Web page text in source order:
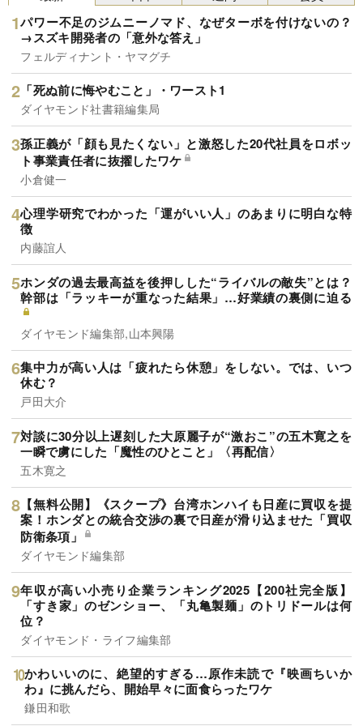
パワー不足のジムニーノマド、なぜターボを付けないの？
→スズキ開発者の「意外な答え」
フェルディナント・ヤマグチ
「死ぬ前に悔やむこと」・ワースト1
ダイヤモンド社書籍編集局
孫正義が「顔も見たくない」と激怒した20代社員をロボッ
ト事業責任者に抜擢したワケ
小倉健一
心理学研究でわかった「運がいい人」のあまりに明白な特
徴
内藤誼人
ホンダの過去最高益を後押しした“ライバルの敵失”とは？
幹部は「ラッキーが重なった結果」…好業績の裏側に迫る
ダイヤモンド編集部,山本興陽
集中力が高い人は「疲れたら休憩」をしない。では、いつ
休む？
戸田大介
対談に30分以上遅刻した大原麗子が“激おこ”の五木寛之を
一瞬で虜にした「魔性のひとこと」〈再配信〉
五木寛之
【無料公開】《スクープ》台湾ホンハイも日産に買収を提
案！ホンダとの統合交渉の裏で日産が滑り込ませた「買収
防衛条項」
ダイヤモンド編集部
年収が高い小売り企業ランキング2025【200社完全版】
「すき家」のゼンショー、「丸亀製麺」のトリドールは何
位？
ダイヤモンド・ライフ編集部
かわいいのに、絶望的すぎる…原作未読で『映画ちいか
わ』に挑んだら、開始早々に面食らったワケ
鎌田和歌